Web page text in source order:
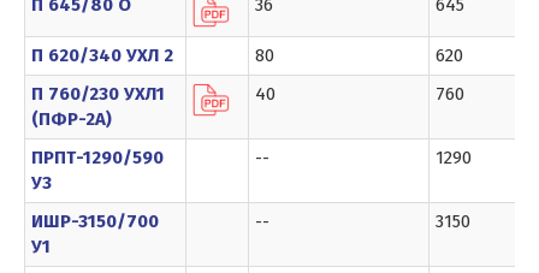
П 645/80 О 36 645
П 620/340 УХЛ 2 80 620
П 760/230 УХЛ1
(ПФР-2А)
40 760
ПРПТ-1290/590
У3
-- 1290
ИШР-3150/700
У1
-- 3150